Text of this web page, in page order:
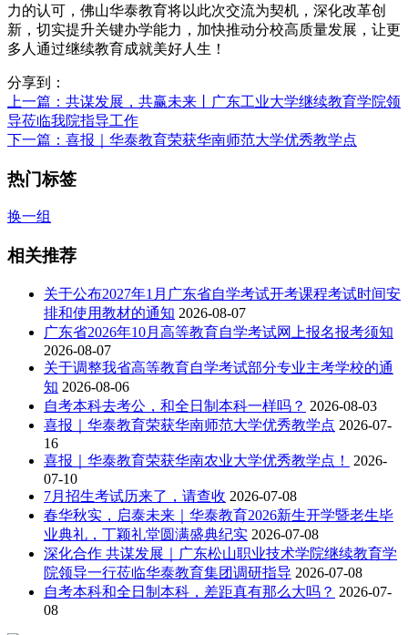
力的认可，佛山华泰教育将以此次交流为契机，深化改革创
新，切实提升关键办学能力，加快推动分校高质量发展，让更
多人通过继续教育成就美好人生！
分享到：
上一篇 ：共谋发展，共赢未来丨广东工业大学继续教育学院领
导莅临我院指导工作
下一篇 ：喜报｜华泰教育荣获华南师范大学优秀教学点
热门标签
换一组
相关推荐
关于公布2027年1月广东省自学考试开考课程考试时间安
排和使用教材的通知 2026-08-07
广东省2026年10月高等教育自学考试网上报名报考须知
2026-08-07
关于调整我省高等教育自学考试部分专业主考学校的通
知 2026-08-06
自考本科去考公，和全日制本科一样吗？ 2026-08-03
喜报｜华泰教育荣获华南师范大学优秀教学点 2026-07-
16
喜报｜华泰教育荣获华南农业大学优秀教学点！
2026-
07-10
7月招生考试历来了，请查收 2026-07-08
春华秋实，启泰未来｜华泰教育2026新生开学暨老生毕
业典礼，丁颖礼堂圆满盛典纪实 2026-07-08
深化合作 共谋发展｜广东松山职业技术学院继续教育学
院领导一行莅临华泰教育集团调研指导 2026-07-08
自考本科和全日制本科，差距真有那么大吗？ 2026-07-
08